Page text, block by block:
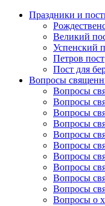
Праздники и
Великий
Успенский
Петров пост
Пост для
Вопросы
Вопросы
Вопросы
Вопросы
Вопросы
Вопросы
Вопросы
Вопросы
Вопросы
Вопросы
Вопросы
Вопросы о